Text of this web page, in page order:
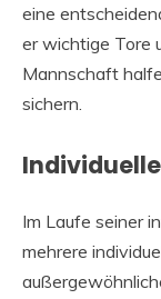
eine
er wichtige Tore
Mannschaft
sichern.
Im Laufe seiner
mehrere